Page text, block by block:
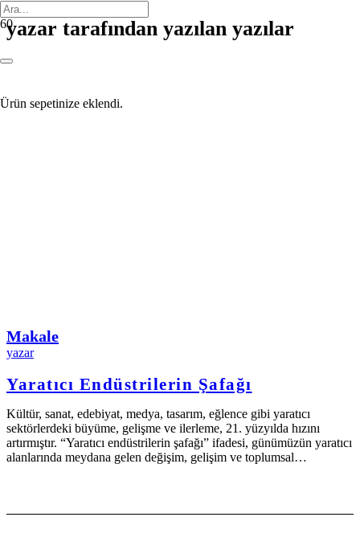
Ürün sepetinize eklendi.
yazar tarafından yazılan yazılar
Makale
yazar
Yaratıcı Endüstrilerin Şafağı
Kültür, sanat, edebiyat, medya, tasarım, eğlence gibi yaratıcı
sektörlerdeki büyüme, gelişme ve ilerleme, 21. yüzyılda hızını
artırmıştır. “Yaratıcı endüstrilerin şafağı” ifadesi, günümüzün yaratıcı
alanlarında meydana gelen değişim, gelişim ve toplumsal…